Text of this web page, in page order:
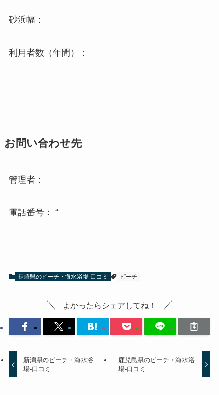
砂浜幅：
利用者数（年間）：
お問い合わせ先
管理者：
電話番号： “
長崎県のビーチ・海水浴場-口コミ ビーチ
よかったらシェアしてね！
新潟県のビーチ・海水浴
場-口コミ
鹿児島県のビーチ・海水浴
場-口コミ